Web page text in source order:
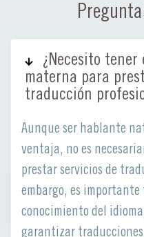
¿Necesito
materna para
traducción
Aunque ser hablante
ventaja, no es
prestar servicios de
embargo, es
conocimiento del
garantizar